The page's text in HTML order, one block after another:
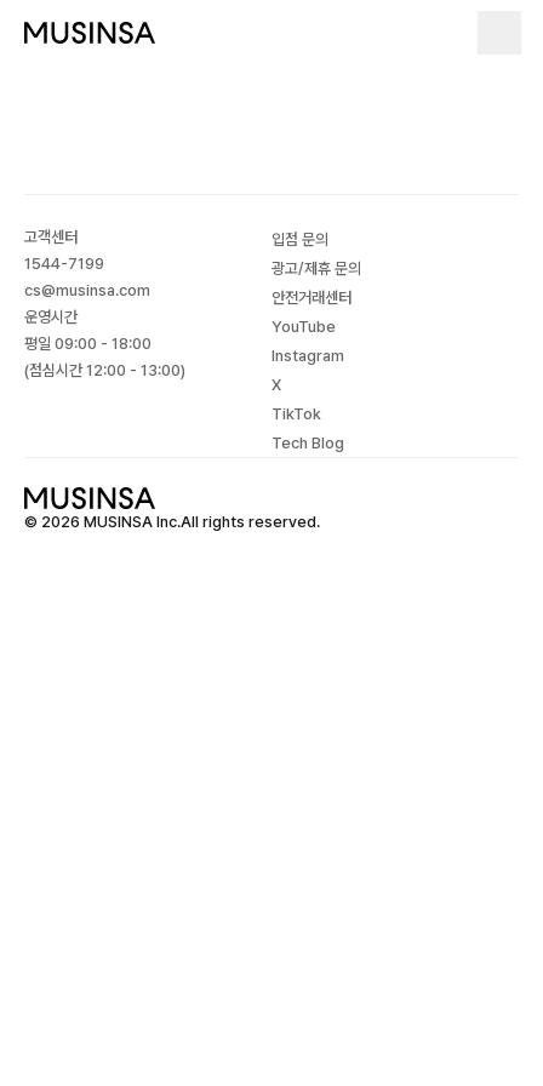
고객센터
1544-7199
cs@musinsa.com
운영시간
평일 09:00 - 18:00
(점심시간 12:00 - 13:00)
입점 문의
광고/제휴 문의
안전거래센터
YouTube
Instagram
X
TikTok
Tech Blog
© 2026 MUSINSA Inc.All rights reserved.